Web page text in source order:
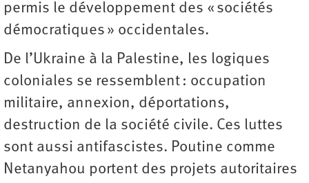
permis le développement des « sociétés
démocratiques » occidentales.
De l’Ukraine à la Palestine, les logiques
coloniales se ressemblent : occupation
militaire, annexion, déportations,
destruction de la société civile. Ces luttes
sont aussi antifascistes. Poutine comme
Netanyahou portent des projets autoritaires